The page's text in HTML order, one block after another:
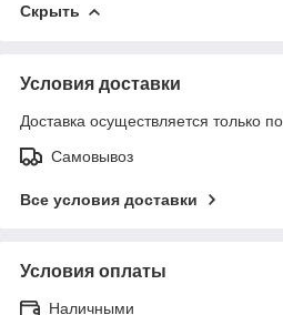
Скрыть
Условия доставки
Доставка осуществляется только
Самовывоз
Все условия доставки
Условия оплаты
Наличными